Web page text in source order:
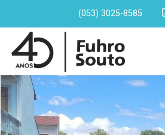
(053) 3025-8585